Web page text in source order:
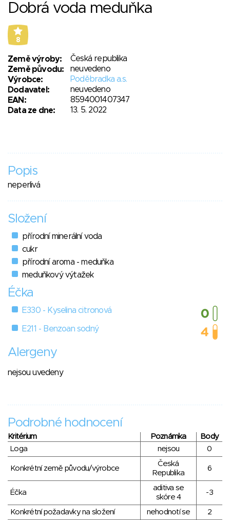
Dobrá voda meduňka
8
Země výroby:
Česká republika
Země původu:
neuvedeno
Výrobce:
Poděbradka a.s.
Dodavatel:
neuvedeno
EAN:
8594001407347
Data ze dne:
13. 5. 2022
Popis
neperlivá
Složení
přírodní minerální voda
cukr
přírodní aroma - meduňka
meduňkový výtažek
Éčka
E330 - Kyselina citronová
E211 - Benzoan sodný
Alergeny
nejsou uvedeny
Podrobné hodnocení
Kritérium Poznámka
Body
Loga
nejsou 0
Konkrétní země původu/výrobce
Česká
Republika
6
Éčka
aditiva se
skóre 4
-3
Konkrétní požadavky na složení nehodnotí se
2